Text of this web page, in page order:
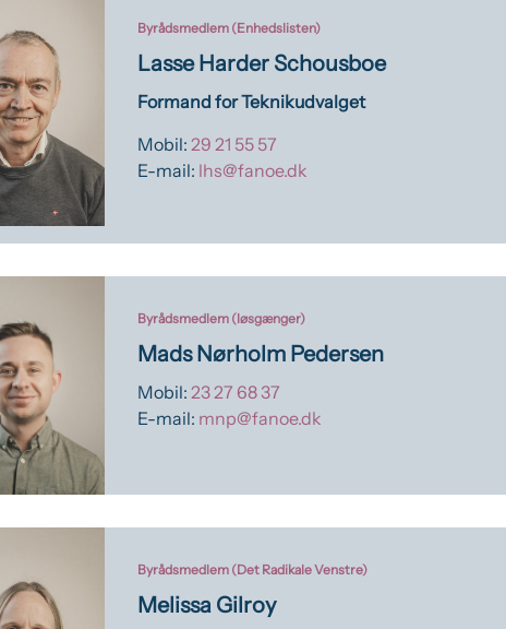
Byrådsmedlem (Enhedslisten)
Lasse Harder Schousboe
Formand for Teknikudvalget
Mobil:29 21 55 57
E-mail: lhs@fanoe.dk
Byrådsmedlem (løsgænger)
Mads Nørholm Pedersen
Mobil:23 27 68 37
E-mail: mnp@fanoe.dk
Byrådsmedlem (Det Radikale Venstre)
Melissa Gilroy